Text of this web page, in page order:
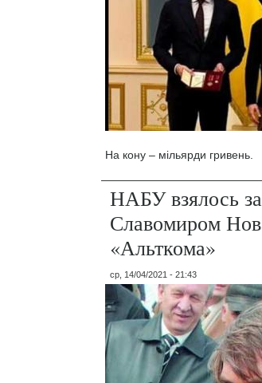
На кону – мільярди гривень.
НАБУ взялось
Славомиром
«Альткома»
ср, 14/04/2021 - 21:43